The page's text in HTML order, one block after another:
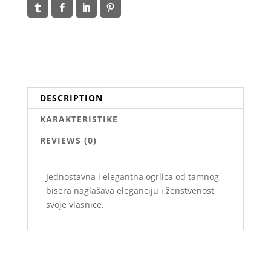
DESCRIPTION
KARAKTERISTIKE
REVIEWS (0)
Jednostavna i elegantna ogrlica od tamnog
bisera naglašava eleganciju i ženstvenost
svoje vlasnice.